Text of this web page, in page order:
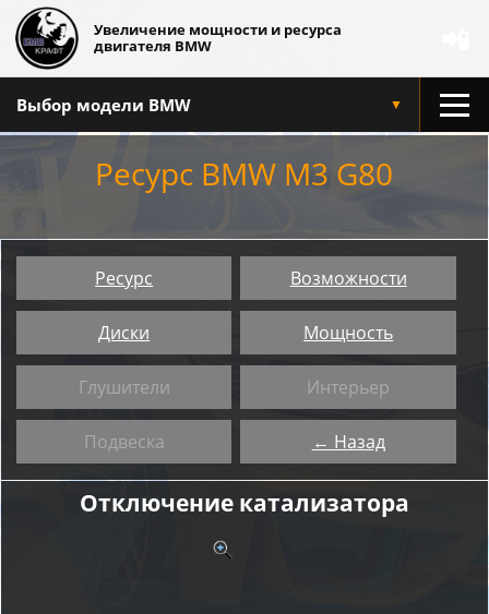
Увеличение мощности и ресурса
двигателя BMW
Выбор модели BMW ▼
Ресурс BMW M3 G80
Ресурс Возможности
Диски Мощность
Глушители Интерьер
Подвеска ← Назад
Отключение катализатора